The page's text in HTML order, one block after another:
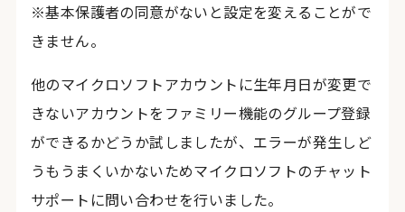
※基本保護者の同意がないと設定を変えることがで
きません。
他のマイクロソフトアカウントに生年月日が変更で
きないアカウントをファミリー機能のグループ登録
ができるかどうか試しましたが、エラーが発生しど
うもうまくいかないためマイクロソフトのチャット
サポートに問い合わせを行いました。